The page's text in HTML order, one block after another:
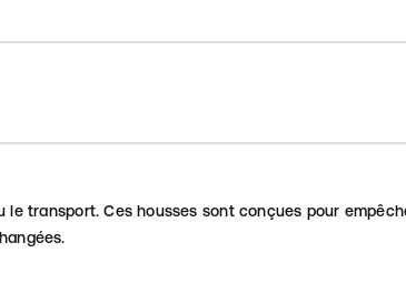
transport. Ces housses sont conçues pour